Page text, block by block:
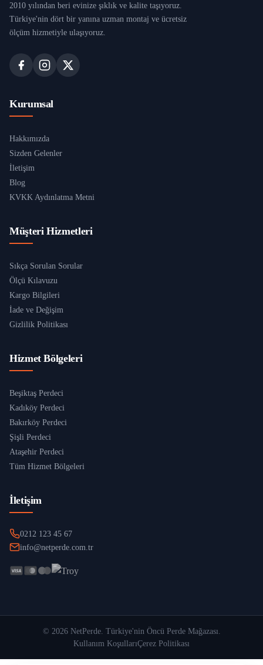
2010 yılından beri evinize şıklık ve kalite taşıyoruz.
Türkiye'nin dört bir yanına uzman montaj ve ücretsiz
ölçüm hizmetiyle ulaşıyoruz.
Kurumsal
Hakkımızda
Sizden Gelenler
İletişim
Blog
KVKK Aydınlatma Metni
Müşteri Hizmetleri
Sıkça Sorulan Sorular
Ölçü Kılavuzu
Kargo Bilgileri
İade ve Değişim
Gizlilik Politikası
Hizmet Bölgeleri
Beşiktaş Perdeci
Kadıköy Perdeci
Bakırköy Perdeci
Şişli Perdeci
Ataşehir Perdeci
Tüm Hizmet Bölgeleri
İletişim
0212 123 45 67
info@netperde.com.tr
© 2026 NetPerde. Türkiye'nin Öncü Perde Mağazası.
Kullanım KoşullarıÇerez Politikası